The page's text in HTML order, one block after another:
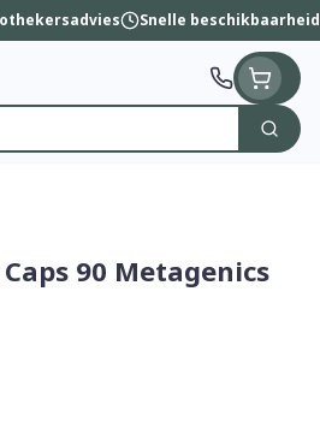
Snelle beschikbaarheid
Zoek
90 Metagenics